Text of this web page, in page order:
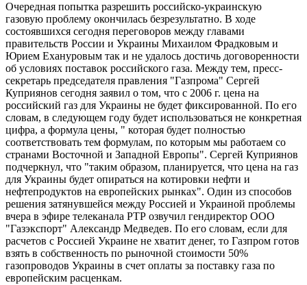
Очередная попытка разрешить российско-украинскую
газовую проблему окончилась безрезультатно. В ходе
состоявшихся сегодня переговоров между главами
правительств России и Украины Михаилом Фрадковым и
Юрием Ехануровым так и не удалось достичь договоренности
об условиях поставок российского газа. Между тем, пресс-
секретарь председателя правления "Газпрома" Сергей
Куприянов сегодня заявил о том, что с 2006 г. цена на
российский газ для Украины не будет фиксированной. По его
словам, в следующем году будет использоваться не конкретная
цифра, а формула цены, " которая будет полностью
соответствовать тем формулам, по которым мы работаем со
странами Восточной и Западной Европы". Сергей Куприянов
подчеркнул, что "таким образом, планируется, что цена на газ
для Украины будет опираться на котировки нефти и
нефтепродуктов на европейских рынках". Один из способов
решения затянувшейся между Россией и Украиной проблемы
вчера в эфире телеканала РТР озвучил гендиректор ООО
"Газэкспорт" Александр Медведев. По его словам, если для
расчетов с Россией Украине не хватит денег, то Газпром готов
взять в собственность по рыночной стоимости 50%
газопроводов Украины в счет оплаты за поставку газа по
европейским расценкам.